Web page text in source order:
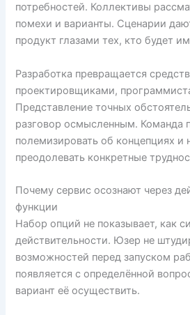
потребностей. Коллективы
помехи и варианты. Сценарии
продукт глазами тех, кто будет
Разработка превращается
проектировщиками,
Представление точных
разговор осмысленным. Команда
полемизировать об концепциях и
преодолевать конкретные
Почему сервис осознают через
функции
Набор опций не показывает, как
действительности. Юзер не
возможностей перед запуском
появляется с определённой
вариант её осуществить.